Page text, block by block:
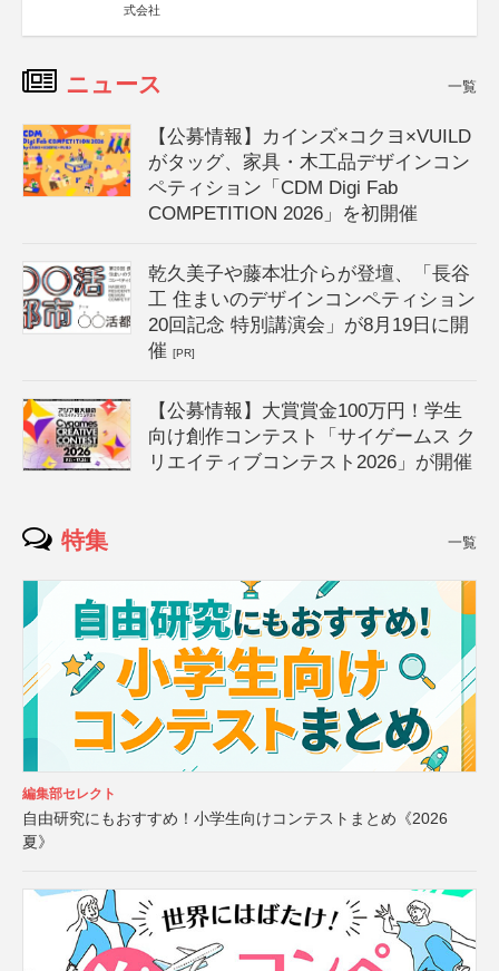
式会社
ニュース 一覧
【公募情報】カインズ×コクヨ×VUILD
がタッグ、家具・木工品デザインコン
ペティション「CDM Digi Fab
COMPETITION 2026」を初開催
乾久美子や藤本壮介らが登壇、「長谷
工 住まいのデザインコンペティション
20回記念 特別講演会」が8月19日に開
催[PR]
【公募情報】大賞賞金100万円！学生
向け創作コンテスト「サイゲームス ク
リエイティブコンテスト2026」が開催
特集 一覧
編集部セレクト
自由研究にもおすすめ！小学生向けコンテストまとめ《2026
夏》